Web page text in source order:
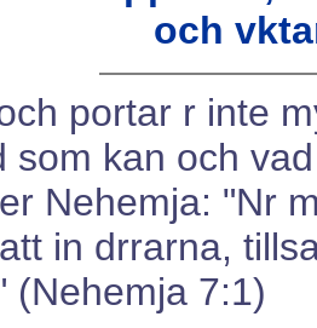
och
portar r inte
som kan och
Nehemja: "Nr
in drrarna,
(Nehemja 7:1)